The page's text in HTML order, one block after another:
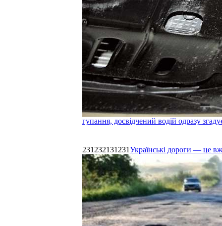
гупання, досвідчений водій одразу
231232131231Українські дороги — це